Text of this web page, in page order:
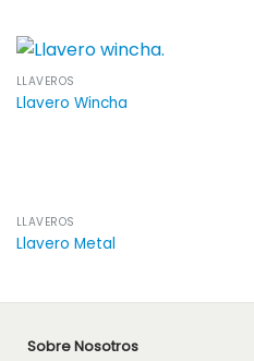
LLAVEROS
Llavero Wincha
LLAVEROS
Llavero Metal
Sobre Nosotros